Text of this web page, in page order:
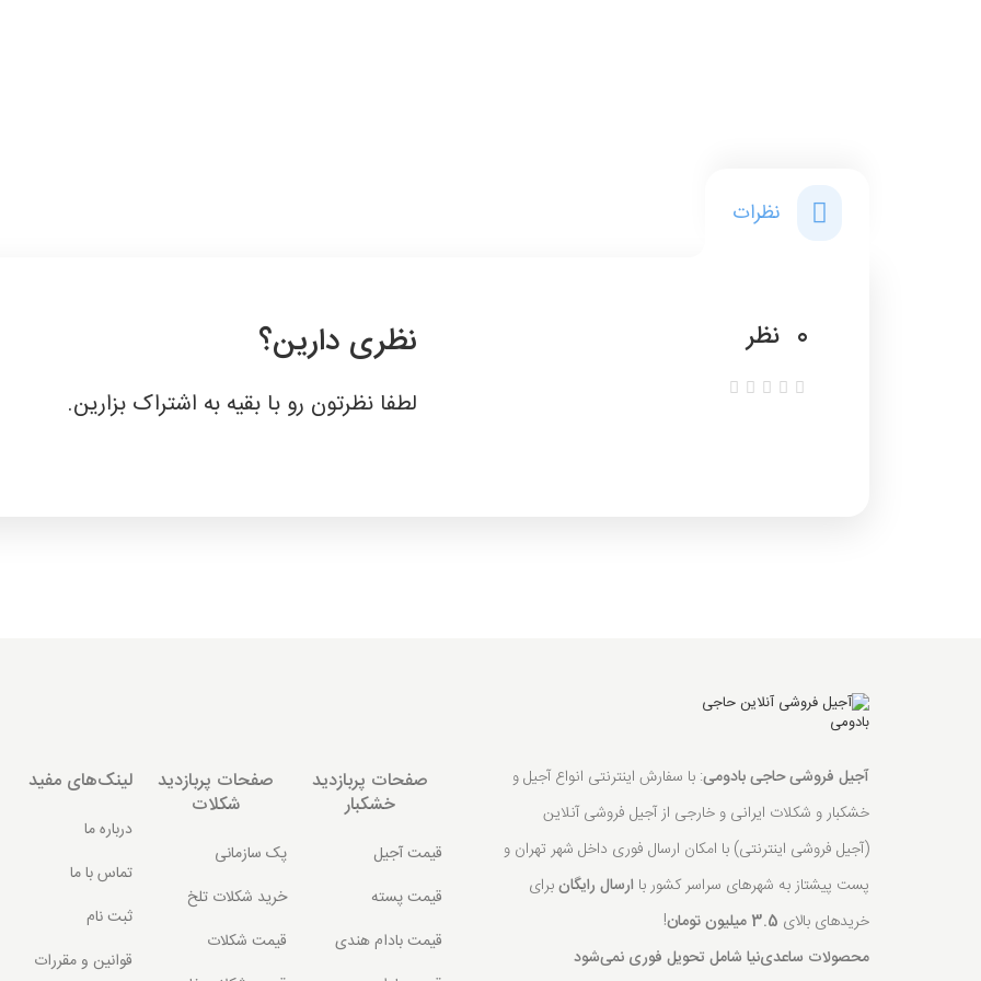
نظرات
0 نظر نظری دارین؟
لطفا نظرتون رو با بقیه به اشتراک بزارین.
آجیل فروشی حاجی بادومی: با سفارش اینترنتی انواع آجیل و
خشکبار و شکلات ایرانی و خارجی از آجیل فروشی آنلاین
(آجیل فروشی اینترنتی) با امکان ارسال فوری داخل شهر تهران و
پست پیشتاز به شهرهای سراسر کشور با ارسال رایگانبرای
خریدهای بالای 3.5 میلیون تومان
!
محصولات ساعدی‌نیا شامل تحویل فوری نمی‌شود
صفحات پربازدید
خشکبار
قیمت آجیل
قیمت پسته
قیمت بادام هندی
صفحات پربازدید
شکلات
پک سازمانی
خرید شکلات تلخ
قیمت شکلات
لینک‌های مفید
درباره ما
تماس با ما
ثبت نام
قوانین و مقررات